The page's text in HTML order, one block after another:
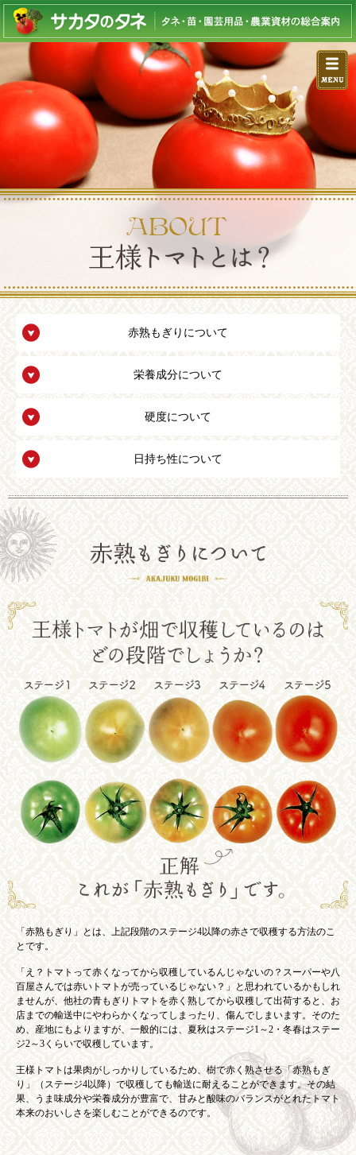
赤熟もぎりについて
栄養成分について
硬度について
日持ち性について
「赤熟もぎり」とは、上記段階のステージ4以降の赤さで収穫する方法のこ
とです。
「え？トマトって赤くなってから収穫しているんじゃないの？スーパーや八
百屋さんでは赤いトマトが売っているじゃない？」と思われているかもしれ
ませんが、他社の青もぎりトマトを赤く熟してから収穫して出荷すると、お
店までの輸送中にやわらかくなってしまったり、傷んでしまいます。そのた
め、産地にもよりますが、一般的には、夏秋はステージ1～2・冬春はステー
ジ2～3くらいで収穫しています。
王様トマトは果肉がしっかりしているため、樹で赤く熟させる「赤熟もぎ
り」（ステージ4以降）で収穫しても輸送に耐えることができます。その結
果、うま味成分や栄養成分が豊富で、甘みと酸味のバランスがとれたトマト
本来のおいしさを楽しむことができるのです。